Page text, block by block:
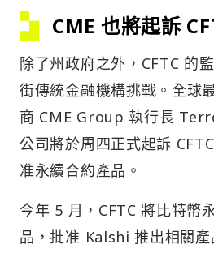
CME 也將起訴
除了州政府之外，CFTC 的
街傳統金融機構挑戰。全球
商 CME Group 執行長
公司將於周四正式起訴
准永續合約產品。
今年 5 月，CFTC 將比特幣
品，批准 Kalshi 推出相關